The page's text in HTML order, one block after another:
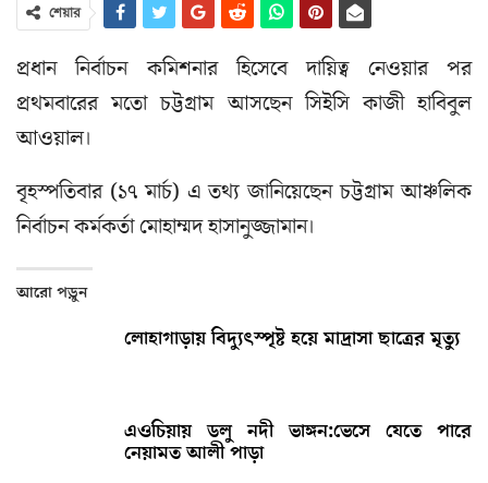
শেয়ার
প্রধান নির্বাচন কমিশনার হিসেবে দায়িত্ব নেওয়ার পর
প্রথমবারের মতো চট্টগ্রাম আসছেন সিইসি কাজী হাবিবুল
আওয়াল।
বৃহস্পতিবার (১৭ মার্চ) এ তথ্য জানিয়েছেন চট্টগ্রাম আঞ্চলিক
নির্বাচন কর্মকর্তা মোহাম্মদ হাসানুজ্জামান।
আরো পড়ুন
লোহাগাড়ায় বিদ্যুৎস্পৃষ্ট হয়ে মাদ্রাসা ছাত্রের মৃত্যু
এওচিয়ায় ডলু নদী ভাঙ্গন:ভেসে যেতে পারে
নেয়ামত আলী পাড়া